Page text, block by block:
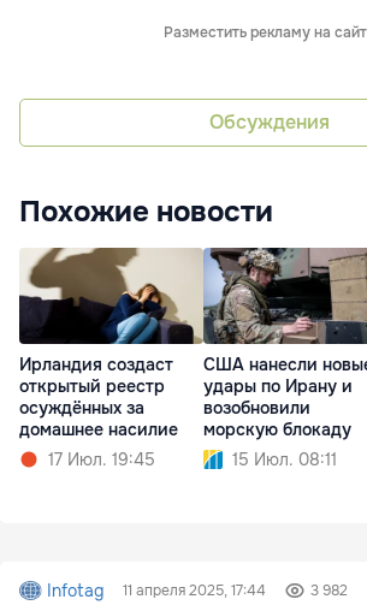
Разместить рекламу на
Обсуждения
Похожие новости
Ирландия создаст
открытый реестр
осуждённых за
домашнее насилие
17 Июл. 19:45
США нанесли
удары по Ирану и
возобновили
морскую блокаду
15 Июл. 08:11
Infotag 11 апреля 2025, 17:44 3 982